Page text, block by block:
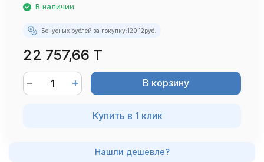
В наличии
Бонусных рублей за покупку:120.12руб.
22 757,66 T
В корзину
Купить в 1 клик